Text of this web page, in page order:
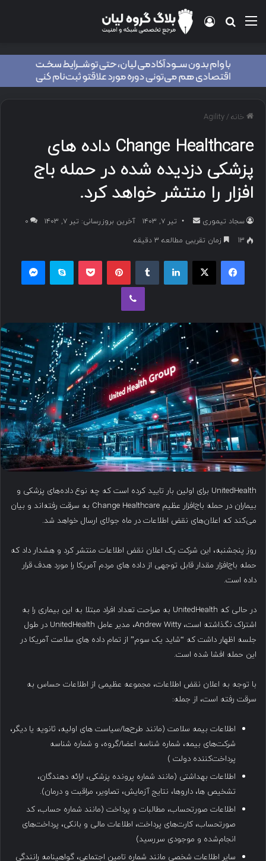
منو جستجو برای
ورود
خانه/
Agility
Change Healthcare داده های
پزشکی دزدیده شده در حمله باج
افزار را منتشر خواهد کرد.
سجاد تیموری
ا
ا
ی
ل
تیر ۷, ۱۴۰۳ آخرین بروزرسانی: تیر ۷, ۱۴۰۳
۰
13
زمان تقریبی مطالعه 3 دقیقه
فیسبوک ایکس لینکداین پینتریست پاکت اسکایپ
وایبر
UnitedHealth برای اولین بار تایید کرده است که چه نوع داده‌های پزشکی و
بیماران در حمله باج‌افزار عظیم Change Healthcare به سرقت رفته‌اند و بیان
می‌کند که اعلان‌های نقض اطلاعات در ماه جولای ارسال خواهد شد.
روز پنجشنبه، این شرکت یک اعلان نقض اطلاعات منتشر کرد و هشدار داد که
حمله باج‌افزار مقدار قابل توجهی از داده های مردم آمریکا را مورد هدف قرار
داده است.
در حالی که UnitedHealth به صراحت تعداد افراد مبتلا به این بیماری را به
اشتراک نگذاشته است، Andrew Witty، مدیر عامل UnitedHealth در طول
جلسه اظهار داشت که “شاید یک سوم” از تمام داده های سلامت آمریکا در
این حمله افشا شده است.
با توجه به اعلان نقض اطلاعات، مجموعه عظیمی از اطلاعات حساس به
سرقت رفته است، از جمله:
اطلاعات بیمه سلامت (مانند طرح‌ها/سیاست های اولیه، ثانویه یا دیگر،
شرکت‌های بیمه، شماره شناسه اعضا/گروه، و شماره شناسه
پرداخت‌کننده دولت )
اطلاعات بهداشتی (مانند شماره پرونده پزشکی، ارائه دهندگان،
تشخیص ها، داروها، نتایج آزمایش، تصاویر، مراقبت و درمان).
اطلاعات صورتحساب، مطالبات و پرداخت (مانند شماره حساب، کد
صورتحساب، کارت‌های پرداخت، اطلاعات مالی و بانکی، پرداخت‌های
انجام‌شده و موجودی سررسید)
سایر اطلاعات شخصی مانند شماره تامین اجتماعی، گواهینامه رانندگی